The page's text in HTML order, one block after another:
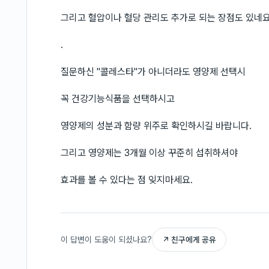
그리고 혈압이나 혈당 관리도 추가로 되는 장점도 있네
.
질문하신 "콜레스타"가 아니더라도 영양제 선택시
꼭 건강기능식품을 선택하시고
영양제의 성분과 함량 위주로 확인하시길 바랍니다.
그리고 영양제는 3개월 이상 꾸준히 섭취하셔야
효과를 볼 수 있다는 점 잊지마세요.
이 답변이 도움이 되셨나요? ↗ 친구에게 공유